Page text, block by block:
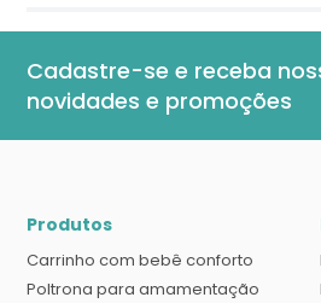
Cadastre-se e receba
novidades e promoções
Produtos
Carrinho com bebê conforto
Poltrona para amamentação